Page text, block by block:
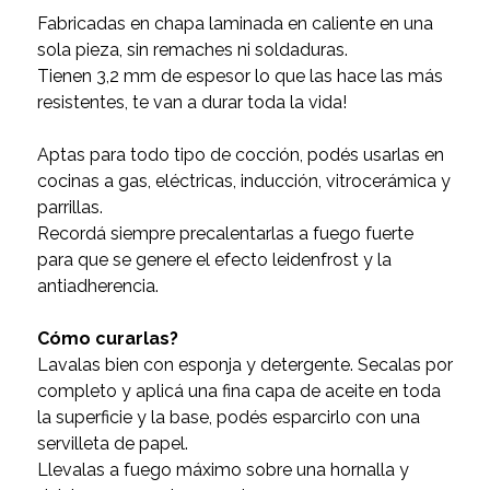
Fabricadas en chapa laminada en caliente en una
sola pieza, sin remaches ni soldaduras.
Tienen 3,2 mm de espesor lo que las hace las más
resistentes, te van a durar toda la vida!
Aptas para todo tipo de cocción, podés usarlas en
cocinas a gas, eléctricas, inducción, vitrocerámica y
parrillas.
Recordá siempre precalentarlas a fuego fuerte
para que se genere el efecto leidenfrost y la
antiadherencia.
Cómo curarlas?
Lavalas bien con esponja y detergente. Secalas por
completo y aplicá una fina capa de aceite en toda
la superficie y la base, podés esparcirlo con una
servilleta de papel.
Llevalas a fuego máximo sobre una hornalla y